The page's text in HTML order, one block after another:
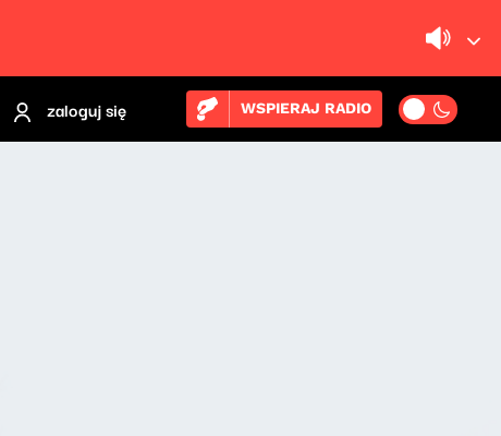
zaloguj się WSPIERAJ RADIO